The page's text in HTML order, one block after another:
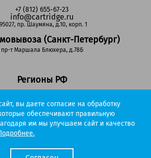
+7 (812) 655-67-23
info@cartridge.ru
пр. Шаумяна, д.10, корп. 1
(Санкт-Петербург)
пр-т Маршала Блюхера, д.78Б
Регионы РФ
(звонок бесплатный)
info@cartridge.ru
2012-2026. Все права защищены
вы даете согласие на обработку
обеспечивают правильную
им мы улучшаем сайт и качество